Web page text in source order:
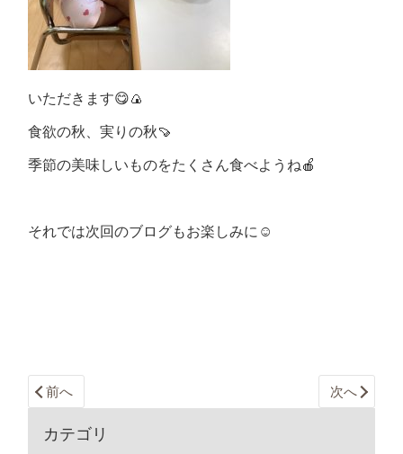
いただきます😋🍙
食欲の秋、実りの秋🍠
季節の美味しいものをたくさん食べようね🍎
それでは次回のブログもお楽しみに☺️
前へ 次へ
カテゴリ